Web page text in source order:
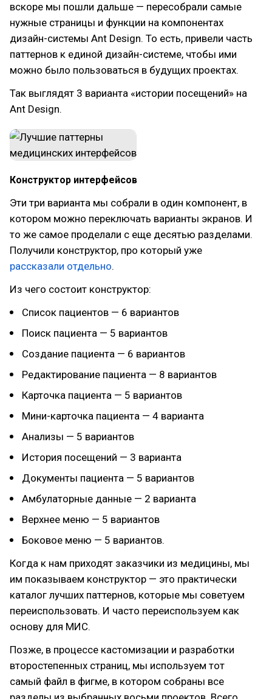
вскоре мы пошли дальше — пересобрали самые
нужные страницы и функции на компонентах
дизайн-системы Ant Design. То есть, привели часть
паттернов к единой дизайн-системе, чтобы ими
можно было пользоваться в будущих проектах.
Так выглядят 3 варианта «истории посещений» на
Ant Design.
Конструктор интерфейсов
Эти три варианта мы собрали в один компонент, в
котором можно переключать варианты экранов. И
то же самое проделали с еще десятью разделами.
Получили конструктор, про который уже
рассказали отдельно.
Из чего состоит конструктор:
Список пациентов — 6 вариантов
Поиск пациента — 5 вариантов
Создание пациента — 6 вариантов
Редактирование пациента — 8 вариантов
Карточка пациента — 5 вариантов
Мини-карточка пациента — 4 варианта
Анализы — 5 вариантов
История посещений — 3 варианта
Документы пациента — 5 вариантов
Амбулаторные данные — 2 варианта
Верхнее меню — 5 вариантов
Боковое меню — 5 вариантов.
Когда к нам приходят заказчики из медицины, мы
им показываем конструктор — это практически
каталог лучших паттернов, которые мы советуем
переиспользовать. И часто переиспользуем как
основу для МИС.
Позже, в процессе кастомизации и разработки
второстепенных страниц, мы используем тот
самый файл в фигме, в котором собраны все